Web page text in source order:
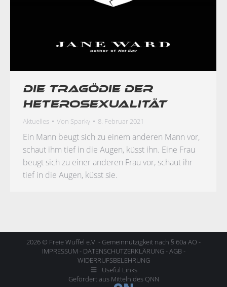
Die Tragödie der
Heterosexualität
Aktuelles Von Sparky 8. Februar 2021
Ein Mann beugt sich zu einem anderen Mann vor,
schaut ihm tief in die Augen, küsst ihn. Eine Frau
beugt sich zu einer anderen Frau vor, schaut ihr
tief in die Augen, küsst sie.
2026 © Freie Wuffel e.V. - Gemeinnützigkeit nach § 60a AO -
IMPRESSUM - DATENSCHUTZERKLÄRUNG-AGB-
WIDERRUFSBELEHRUNG
Useful Links
Gefördert aus Mitteln des QNN